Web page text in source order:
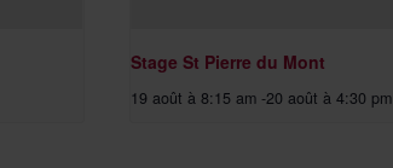
Stage St Pierre du Mont
19 août à 8:15 am -20 août à 4:30 pm